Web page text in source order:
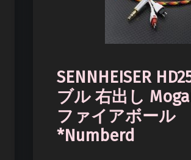
SENNHEISER
ブル 右出し
ファイアボール
*Numberd